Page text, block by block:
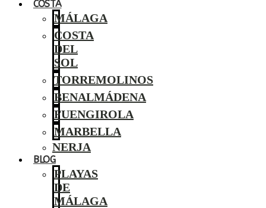
COSTA
MÁLAGA
COSTA
DEL
SOL
TORREMOLINOS
BENALMÁDENA
FUENGIROLA
MARBELLA
NERJA
BLOG
PLAYAS
DE
MÁLAGA